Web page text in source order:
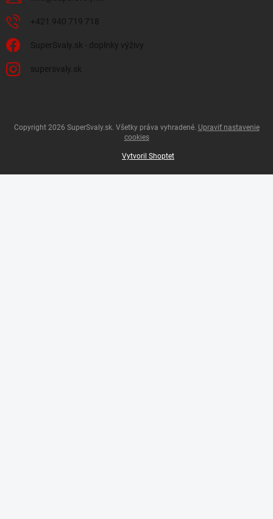
+421 940 719 718
SuperSvaly.sk - doplnky výživy
supersvaly.sk
Vytvoril Shoptet
Copyright 2026 SuperSvaly.sk. Všetky práva vyhradené. Upraviť nastavenie
cookies